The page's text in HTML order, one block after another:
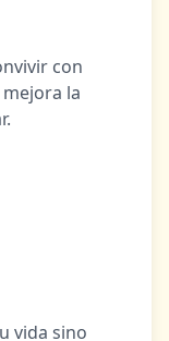
con
la
vida sino